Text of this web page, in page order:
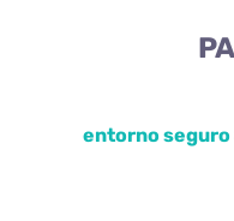
entorno seguro